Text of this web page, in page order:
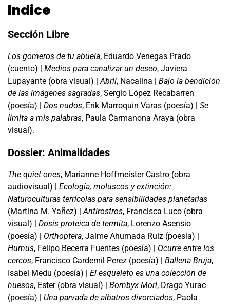
Indice
Sección Libre
Los gomeros de tu abuela, Eduardo Venegas Prado
(cuento) | Medios para canalizar un deseo, Javiera
Lupayante (obra visual) |Abril, Nacalina | Bajo la bendición
de las imágenes sagradas, Sergio López Recabarren
(poesía) | Dos nudos, Erik Marroquin Varas (poesía) | Se
limita a mis palabras, Paula Carmanona Araya (obra
visual).
Dossier: Animalidades
The quiet ones, Marianne Hoffmeister Castro (obra
audiovisual) | Ecología, moluscos y extinción:
Naturoculturas terrícolas para sensibilidades planetarias
(Martina M. Yañez) |Antirostros, Francisca Luco (obra
visual) | Dosis proteica de termita, Lorenzo Asensio
(poesía) | Orthoptera, Jaime Ahumada Ruiz (poesía) |
Humus, Felipo Becerra Fuentes (poesía) | Ocurre entre los
cercos, Francisco Cardemil Perez (poesía) | Ballena Bruja,
Isabel Medu (poesía) | El esqueleto es una colección de
huesos, Ester (obra visual) | Bombyx Mori, Drago Yurac
(poesía) | Una parvada de albatros divorciados, Paola